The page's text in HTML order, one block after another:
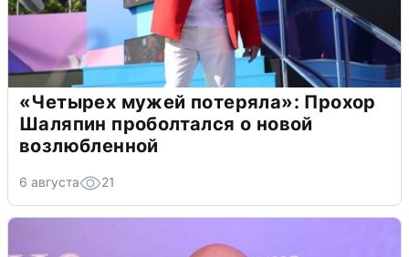
«Четырех мужей потеряла»: Прохор
Шаляпин проболтался о новой
возлюбленной
6 августа 21